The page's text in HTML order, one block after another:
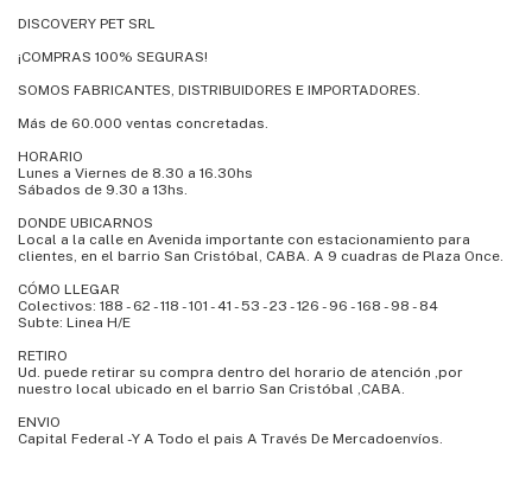
DISCOVERY PET SRL
¡COMPRAS 100% SEGURAS!
SOMOS FABRICANTES, DISTRIBUIDORES E IMPORTADORES.
Más de 60.000 ventas concretadas.
HORARIO
Lunes a Viernes de 8.30 a 16.30hs
Sábados de 9.30 a 13hs.
DONDE UBICARNOS
Local a la calle en Avenida importante con estacionamiento para
clientes, en el barrio San Cristóbal, CABA. A 9 cuadras de Plaza Once.
CÓMO LLEGAR
Colectivos: 188 - 62 - 118 - 101 - 41 - 53 - 23 - 126 - 96 - 168 - 98 - 84
Subte: Linea H/E
RETIRO
Ud. puede retirar su compra dentro del horario de atención ,por
nuestro local ubicado en el barrio San Cristóbal ,CABA.
ENVIO
Capital Federal -Y A Todo el pais A Través De Mercadoenvíos.